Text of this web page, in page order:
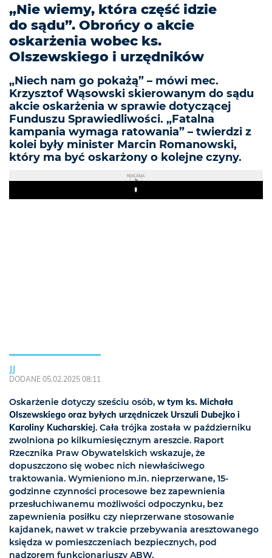
„Nie wiemy, która część idzie
do sądu”. Obrońcy o akcie
oskarżenia wobec ks.
Olszewskiego i urzędników
„Niech nam go pokażą” – mówi mec.
Krzysztof Wąsowski skierowanym do sądu
akcie oskarżenia w sprawie dotyczącej
Funduszu Sprawiedliwości. „Fatalna
kampania wymaga ratowania” – twierdzi z
kolei były minister Marcin Romanowski,
który ma być oskarżony o kolejne czyny.
REKLAMA
Play
JJ
DODANE 05.02.2025 08:11
Oskarżenie dotyczy sześciu osób, w tym ks. Michała
Olszewskiego oraz byłych urzędniczek Urszuli Dubejko i
Karoliny Kucharskiej. Cała trójka została w październiku
zwolniona po kilkumiesięcznym areszcie. Raport
Rzecznika Praw Obywatelskich wskazuje, że
dopuszczono się wobec nich niewłaściwego
traktowania. Wymieniono m.in. nieprzerwane, 15-
godzinne czynności procesowe bez zapewnienia
przesłuchiwanemu możliwości odpoczynku, bez
zapewnienia posiłku czy nieprzerwane stosowanie
kajdanek, nawet w trakcie przebywania aresztowanego
księdza w pomieszczeniach bezpiecznych, pod
nadzorem funkcjonariuszy ABW.